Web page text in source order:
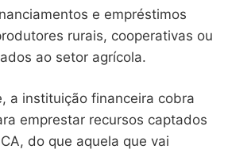
e empréstimos
rurais, cooperativas ou
ao setor agrícola.
a instituição financeira cobra
emprestar recursos captados
do que aquela que vai